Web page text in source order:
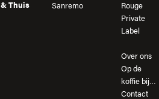
& Thuis
Sanremo
Rouge
Private
Label
Over ons
Op de
koffie bij…
Contact